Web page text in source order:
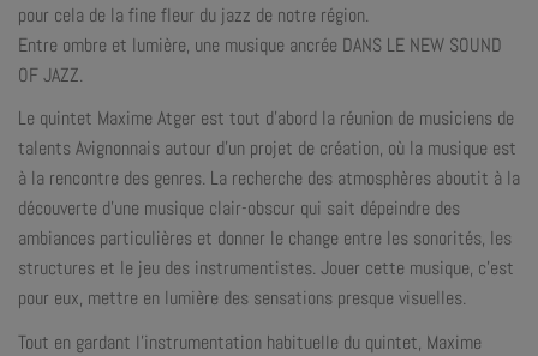
pour cela de la fine fleur du jazz de notre région.
Entre ombre et lumière, une musique ancrée DANS LE NEW SOUND
OF JAZZ.
Le quintet Maxime Atger est tout d’abord la réunion de musiciens de
talents Avignonnais autour d’un projet de création, où la musique est
à la rencontre des genres. La recherche des atmosphères aboutit à la
découverte d’une musique clair-obscur qui sait dépeindre des
ambiances particulières et donner le change entre les sonorités, les
structures et le jeu des instrumentistes. Jouer cette musique, c’est
pour eux, mettre en lumière des sensations presque visuelles.
Tout en gardant l’instrumentation habituelle du quintet, Maxime